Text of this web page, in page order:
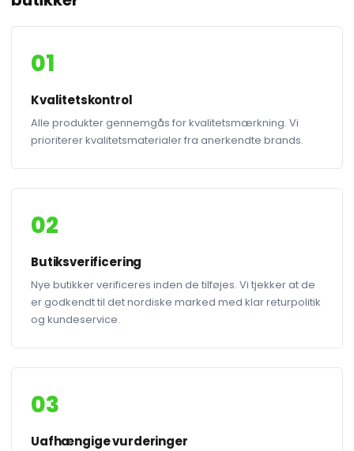
01
Kvalitetskontrol
Alle produkter gennemgås for kvalitetsmærkning. Vi
prioriterer kvalitetsmaterialer fra anerkendte brands.
02
Butiksverificering
Nye butikker verificeres inden de tilføjes. Vi tjekker at de
er godkendt til det nordiske marked med klar returpolitik
og kundeservice.
03
Uafhængige vurderinger